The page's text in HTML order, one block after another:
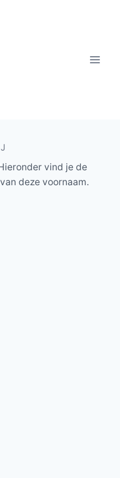
vind je de
deze voornaam.